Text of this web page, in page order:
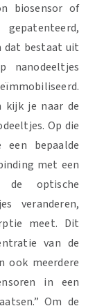
biosensor of
dat bestaat uit
nanodeeltjes
kijk je naar de
Op die
bepaalde
met een
de optische
veranderen,
meet. Dit
van de
ook meerdere
in een
Om de